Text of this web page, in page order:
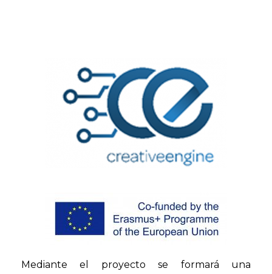
Mediante el proyecto se formará una